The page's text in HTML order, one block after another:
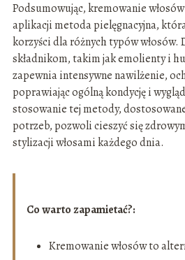
Podsumowując, kremowanie
aplikacji metoda pielęgnacyjna,
korzyści dla różnych typów
składnikom, takim jak emolienty i
zapewnia intensywne nawilżenie,
poprawiając ogólną kondycję i
stosowanie tej metody,
potrzeb, pozwoli cieszyć się
stylizacji włosami każdego dnia.
Co warto zapamietać?:
Kremowanie włosów to